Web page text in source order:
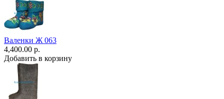
Валенки Ж 063
4,400.00 р.
Добавить в корзину